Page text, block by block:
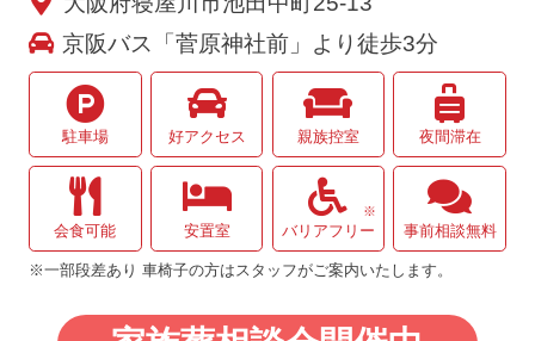
京阪バス「菅原神社前」より徒歩3分
駐車場 好アクセス 親族控室 夜間滞在
会食可能 安置室 バリアフリー
※
事前相談無料
※一部段差あり 車椅子の方はスタッフがご案内いたします。